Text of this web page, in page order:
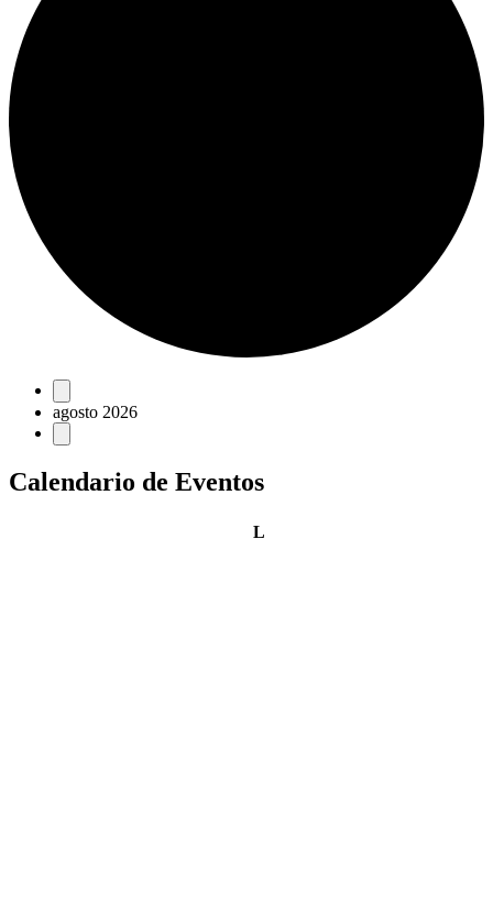
Eventos
agosto 2026
Calendario de Eventos
Llunes